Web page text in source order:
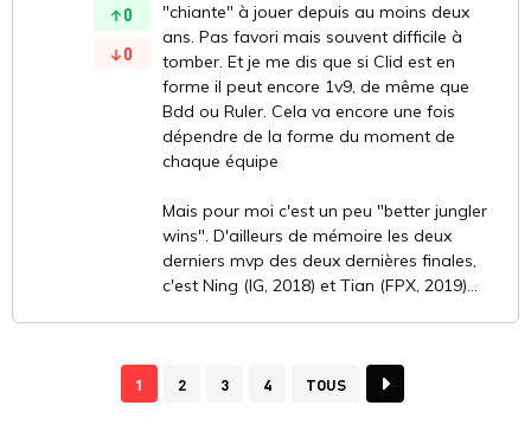
0
0
"chiante" à jouer depuis au moins deux
ans. Pas favori mais souvent difficile à
tomber. Et je me dis que si Clid est en
forme il peut encore 1v9, de même que
Bdd ou Ruler. Cela va encore une fois
dépendre de la forme du moment de
chaque équipe
Mais pour moi c'est un peu "better jungler
wins". D'ailleurs de mémoire les deux
derniers mvp des deux dernières finales,
c'est Ning (IG, 2018) et Tian (FPX, 2019)...
1 2 3 4 TOUS